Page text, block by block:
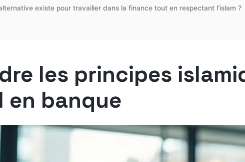
existe pour travailler dans la finance tout en respectant l’islam ?
les principes
en banque